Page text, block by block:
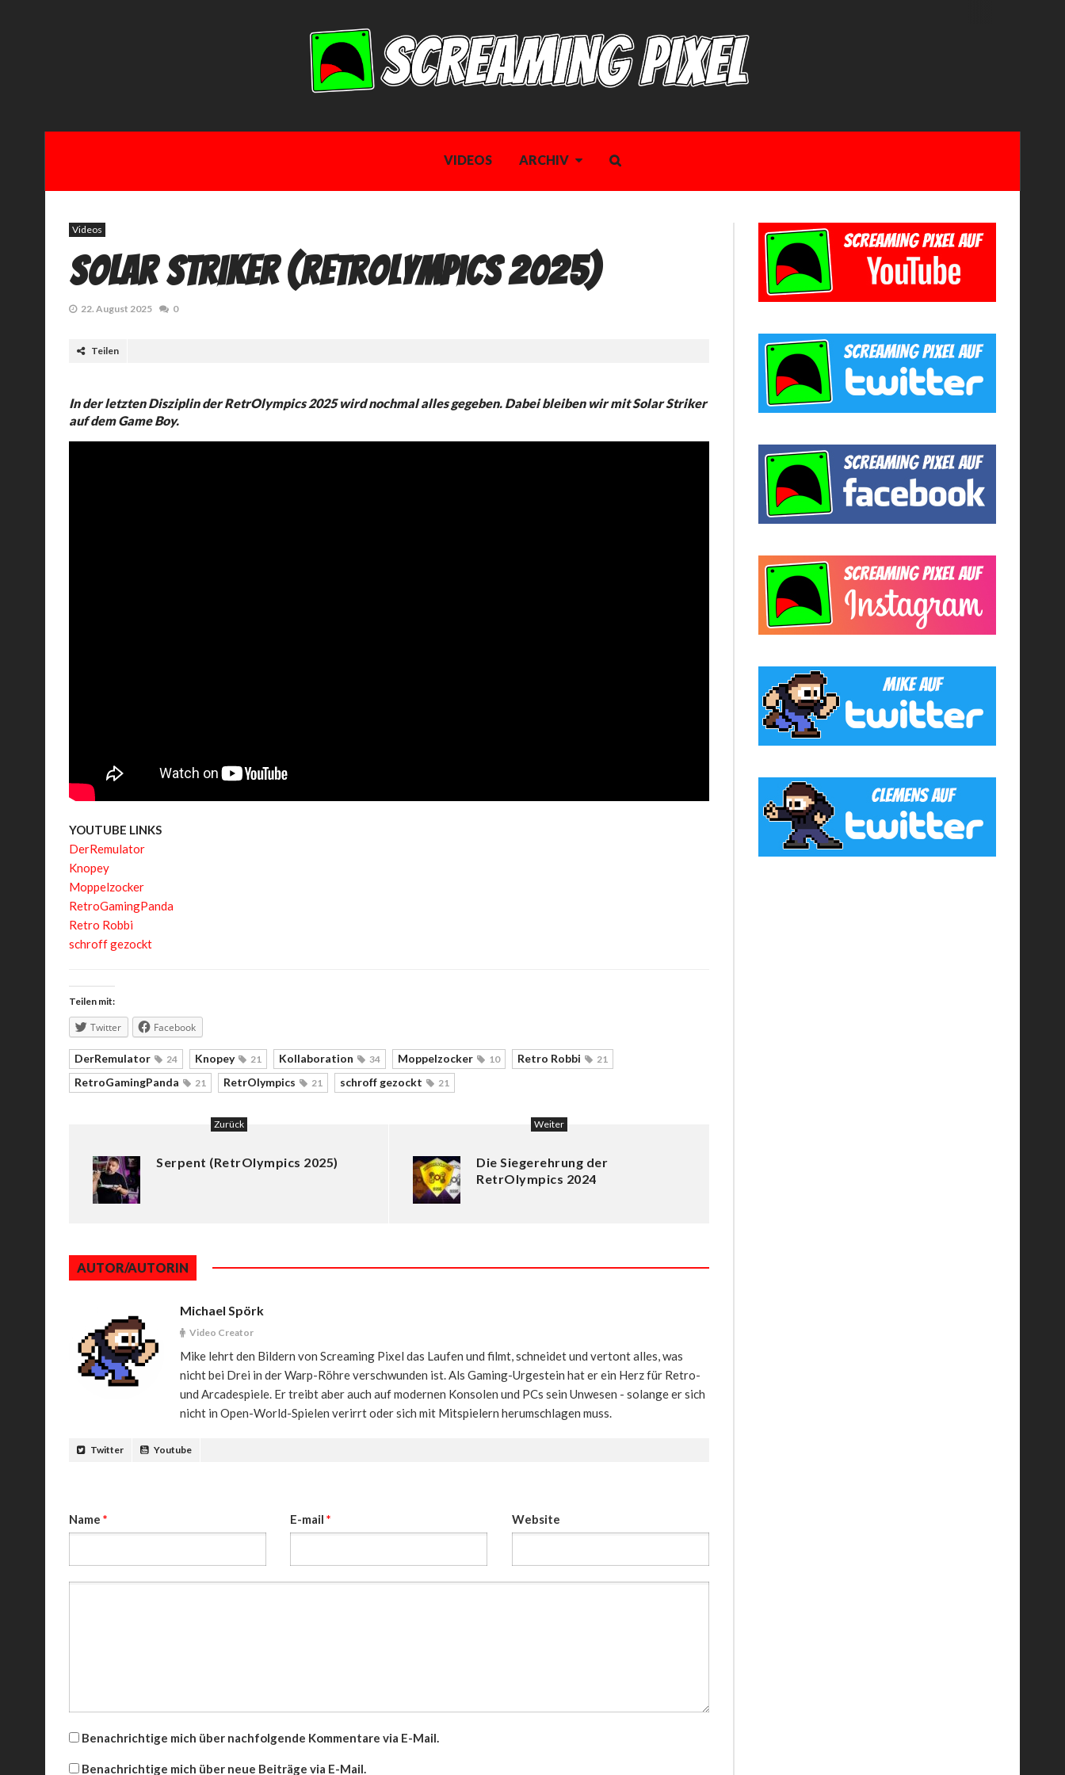
VIDEOS ARCHIV
Videos
Solar Striker (RetrOlympics 2025)
22. August 2025 0
Teilen
In der letzten Disziplin der RetrOlympics 2025 wird nochmal alles gegeben. Dabei bleiben wir mit Solar Striker
auf dem Game Boy.
YOUTUBE LINKS
DerRemulator
Knopey
Moppelzocker
RetroGamingPanda
Retro Robbi
schroff gezockt
Teilen mit:
Twitter Facebook
DerRemulator 24 Knopey 21 Kollaboration 34 Moppelzocker 10 Retro Robbi 21
RetroGamingPanda 21 RetrOlympics 21 schroff gezockt 21
Zurück
Serpent (RetrOlympics 2025)
Weiter
Die Siegerehrung der
RetrOlympics 2024
AUTOR/AUTORIN
Michael Spörk
Video Creator
Mike lehrt den Bildern von Screaming Pixel das Laufen und filmt, schneidet und vertont alles, was
nicht bei Drei in der Warp-Röhre verschwunden ist. Als Gaming-Urgestein hat er ein Herz für Retro-
und Arcadespiele. Er treibt aber auch auf modernen Konsolen und PCs sein Unwesen - solange er sich
nicht in Open-World-Spielen verirrt oder sich mit Mitspielern herumschlagen muss.
Twitter Youtube
Name * E-mail* Website
Benachrichtige mich über nachfolgende Kommentare via E-Mail.
Benachrichtige mich über neue Beiträge via E-Mail.